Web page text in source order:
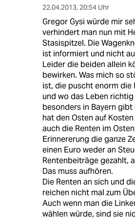
22.04.2013, 20:54 Uhr
Gregor Gysi würde mir
verhindert man nun mit
Stasispitzel. Die
ist informiert und nicht
Leider die beiden allein
bewirken. Was mich so
ist, die puscht enorm die
und wo das Leben
besonders in Bayern gibt
hat den Osten auf
auch die Renten im
Erinnererung die ganze
einen Euro weder an
Rentenbeiträge gezahlt,
Das muss aufhören.
Die Renten an sich und
reichen nicht mal zum
Auch wenn man die
wählen würde, sind sie